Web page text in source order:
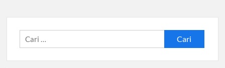
Cari
untuk: